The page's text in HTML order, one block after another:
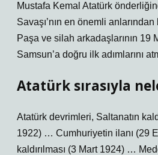
Mustafa Kemal Atatürk
Savaşı’nın en önemli
Paşa ve silah arkadaşlarının 19
Samsun’a doğru ilk adımlarını
Atatürk sırasıyla
Atatürk devrimleri, Saltanatın
1922) … Cumhuriyetin ilanı (29
kaldırılması (3 Mart 1924) …